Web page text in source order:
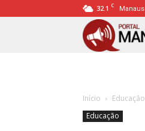
32.1 C Manaus
Início Educação
Educação